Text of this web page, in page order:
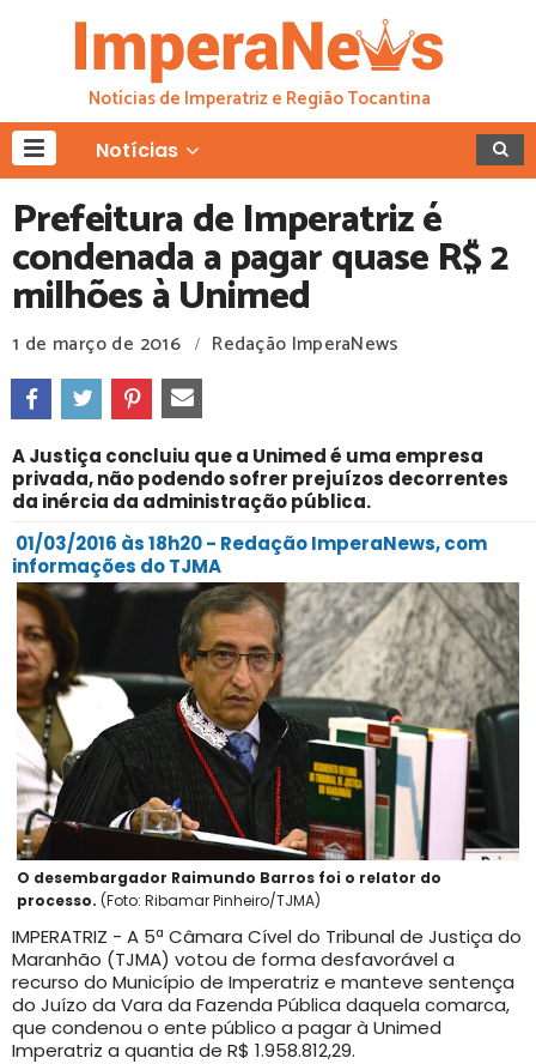
Notícias de Imperatriz e Região Tocantina
Notícias
Prefeitura de Imperatriz é
condenada a pagar quase R$ 2
milhões à Unimed
1 de março de 2016 / Redação ImperaNews
A Justiça concluiu que a Unimed é uma empresa
privada, não podendo sofrer prejuízos decorrentes
da inércia da administração pública.
01/03/2016 às 18h20 - Redação ImperaNews, com
informações do TJMA
O desembargador Raimundo Barros foi o relator do
processo. (Foto: Ribamar Pinheiro/TJMA)
IMPERATRIZ - A 5ª Câmara Cível do Tribunal de Justiça do
Maranhão (TJMA) votou de forma desfavorável a
recurso do Município de Imperatriz e manteve sentença
do Juízo da Vara da Fazenda Pública daquela comarca,
que condenou o ente público a pagar à Unimed
Imperatriz a quantia de R$ 1.958.812,29.